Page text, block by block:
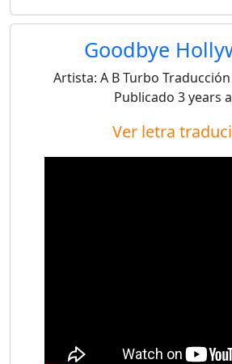
Goodbye
Artista: A B Turbo
Publicado 3 years
Ver letra